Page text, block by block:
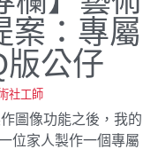
案：專屬
公仔
社工師
圖像功能之後，我的
位家人製作一個專屬